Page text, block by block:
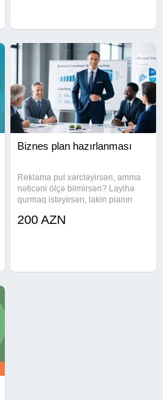
Biznes plan hazırlanması
Reklama pul xərcləyirsən, amma
nəticəni ölçə bilmirsən? Layihə
qurmaq istəyirsən, lakin planın
hazırlanması investora və ya
200 AZN